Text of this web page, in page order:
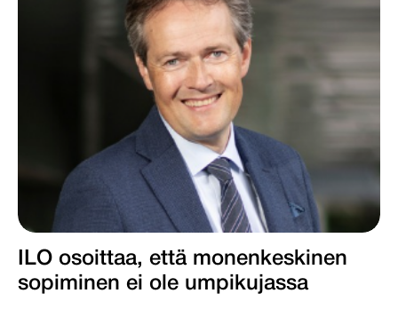
ILO osoittaa, että monenkeskinen
sopiminen ei ole umpikujassa